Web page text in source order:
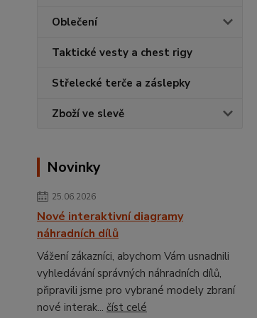
Oblečení
Taktické vesty a chest rigy
Střelecké terče a záslepky
Zboží ve slevě
Novinky
25.06.2026
Nové interaktivní diagramy
náhradních dílů
Vážení zákazníci, abychom Vám usnadnili
vyhledávání správných náhradních dílů,
připravili jsme pro vybrané modely zbraní
nové interak... číst celé